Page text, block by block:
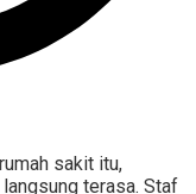
sakit itu,
terasa. Staf